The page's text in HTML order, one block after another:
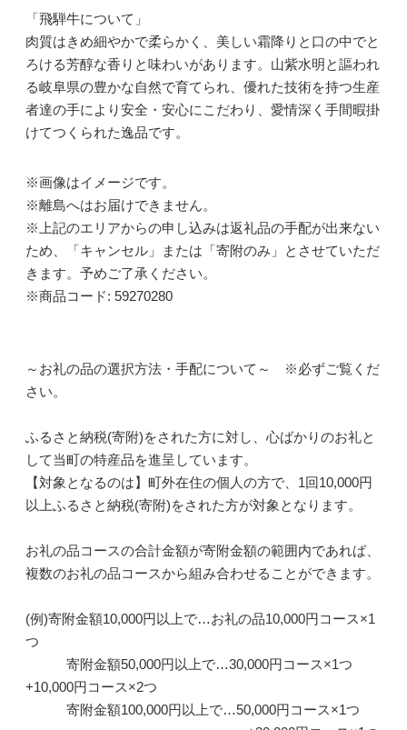
「飛騨牛について」
肉質はきめ細やかで柔らかく、美しい霜降りと口の中でと
ろける芳醇な香りと味わいがあります。山紫水明と謳われ
る岐阜県の豊かな自然で育てられ、優れた技術を持つ生産
者達の手により安全・安心にこだわり、愛情深く手間暇掛
けてつくられた逸品です。
※画像はイメージです。
※離島へはお届けできません。
※上記のエリアからの申し込みは返礼品の手配が出来ない
ため、「キャンセル」または「寄附のみ」とさせていただ
きます。予めご了承ください。
※商品コード: 59270280
～お礼の品の選択方法・手配について～ ※必ずご覧くだ
さい。
ふるさと納税(寄附)をされた方に対し、心ばかりのお礼と
して当町の特産品を進呈しています。
【対象となるのは】町外在住の個人の方で、1回10,000円
以上ふるさと納税(寄附)をされた方が対象となります。
お礼の品コースの合計金額が寄附金額の範囲内であれば、
複数のお礼の品コースから組み合わせることができます。
(例)寄附金額10,000円以上で…お礼の品10,000円コース×1
つ
寄附金額50,000円以上で…30,000円コース×1つ
+10,000円コース×2つ
寄附金額100,000円以上で…50,000円コース×1つ